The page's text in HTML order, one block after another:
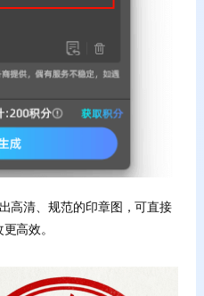
高清、规范的印章图，可直接
高效。